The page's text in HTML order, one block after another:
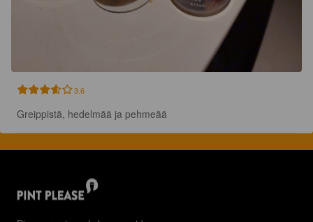
3.6
Greippistä, hedelmää ja pehmeää